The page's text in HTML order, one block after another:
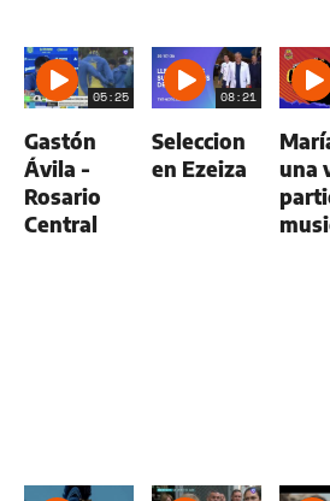
05:25
Gastón
Ávila -
Rosario
Central
08:21
Seleccion
en Ezeiza
una